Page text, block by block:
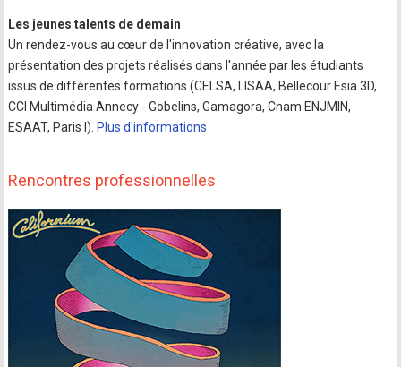
Les jeunes talents de demain
Un rendez-vous au cœur de l'innovation créative, avec la
présentation des projets réalisés dans l'année par les étudiants
issus de différentes formations (CELSA, LISAA, Bellecour Esia 3D,
CCI Multimédia Annecy - Gobelins, Gamagora, Cnam ENJMIN,
ESAAT, Paris I). Plus d'informations
Rencontres professionnelles